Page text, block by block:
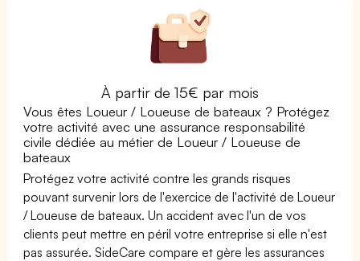
À partir de 15€ par mois
Vous êtes Loueur / Loueuse de bateaux ? Protégez
votre activité avec une assurance responsabilité
civile dédiée au métier de Loueur / Loueuse de
bateaux
Protégez votre activité contre les grands risques
pouvant survenir lors de l'exercice de l'activité de Loueur
/ Loueuse de bateaux. Un accident avec l'un de vos
clients peut mettre en péril votre entreprise si elle n'est
pas assurée. SideCare compare et gère les assurances